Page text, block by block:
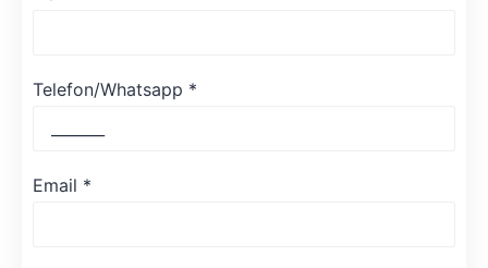
Telefon/Whatsapp *
Email *